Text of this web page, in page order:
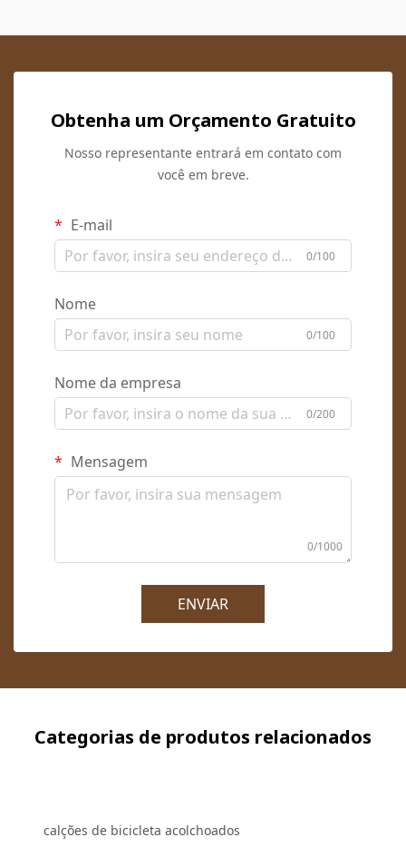
Obtenha um Orçamento Gratuito
Nosso representante entrará em contato com
você em breve.
E-mail
0/100
Nome
0/100
Nome da empresa
0/200
Mensagem
0/1000
ENVIAR
Categorias de produtos relacionados
calções de bicicleta acolchoados